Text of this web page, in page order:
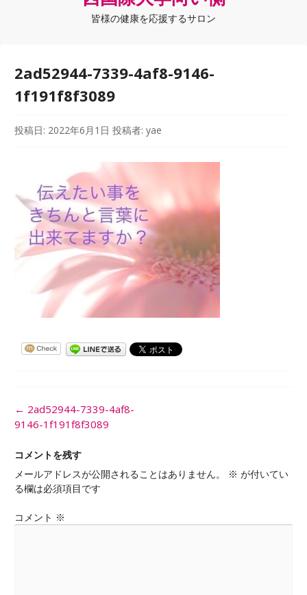
皆様の健康を応援するサロン
2ad52944-7339-4af8-9146-
1f191f8f3089
投稿日: 2022年6月1日 投稿者:yae
投
稿
ビ
ゲ
ー
ョ
ン
← 2ad52944-7339-4af8-
9146-1f191f8f3089
コメントを残す
メールアドレスが公開されることはありません。
※ が付いてい
る欄は必須項目です
コメント ※